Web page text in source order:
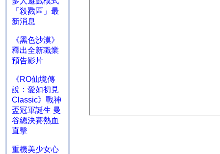
「殺戮區」最
新消息
《黑色沙漠》
釋出全新職業
預告影片
《RO仙境傳
說：愛如初見
Classic》戰神
盃冠軍誕生 曼
谷總決賽熱血
直擊
重機美少女心